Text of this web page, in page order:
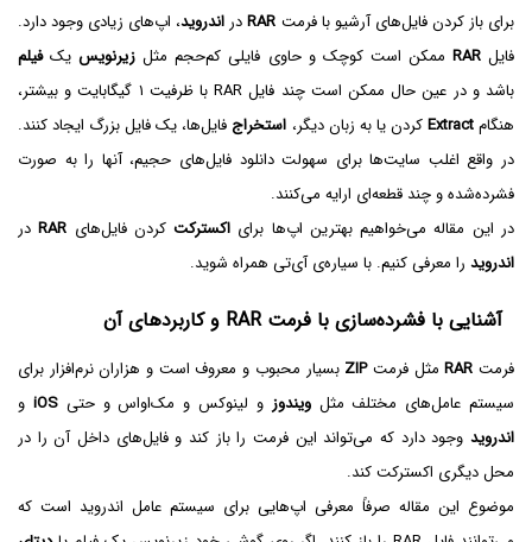
برای باز کردن فایل‌های آرشیو با فرمت RARدر اندروید، اپ‌های زیادی وجود دارد.
فایلRAR ممکن است کوچک و حاوی فایلی کم‌حجم مثل زیرنویسیکفیلم
باشد و در عین حال ممکن است چند فایل RAR با ظرفیت ۱ گیگابایت و بیشتر،
هنگامExtractکردن یا به زبان دیگر، استخراجفایل‌ها، یک فایل بزرگ ایجاد کنند.
در واقع اغلب سایت‌ها برای سهولت دانلود فایل‌های حجیم، آنها را به صورت
فشرده‌شده و چند قطعه‌ای ارایه می‌کنند.
در این مقاله می‌خواهیم بهترین اپ‌ها برای اکسترکتکردن فایل‌های RARدر
اندروید را معرفی کنیم. با سیاره‌ی آی‌تی همراه شوید.
آشنایی با فشرده‌سازی با فرمت RAR و کاربردهای آن
فرمت RARمثل فرمتZIP بسیار محبوب و معروف است و هزاران نرم‌افزار برای
سیستم عامل‌های مختلف مثلویندوز و لینوکس و مک‌او‌اس و حتیiOS‌ و
اندروید وجود دارد که می‌تواند این فرمت را باز کند و فایل‌های داخل آن را در
محل دیگری اکسترکت کند.
موضوع این مقاله صرفاً معرفی اپ‌هایی برای سیستم عامل اندروید است که